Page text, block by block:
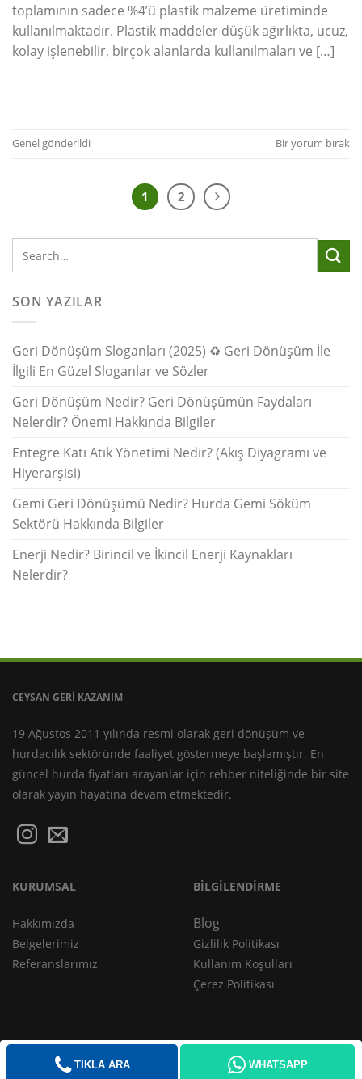
toplamının sadece %4’ü plastik malzeme üretiminde
kullanılmaktadır. Plastik maddeler düşük ağırlıkta, ucuz,
kolay işlenebilir, birçok alanlarda kullanılmaları ve […]
Genel gönderildi Bir yorum bırak
1 2
SON YAZILAR
Geri Dönüşüm Sloganları (2025) ♻️ Geri Dönüşüm İle
İlgili En Güzel Sloganlar ve Sözler
Geri Dönüşüm Nedir? Geri Dönüşümün Faydaları
Nelerdir? Önemi Hakkında Bilgiler
Entegre Katı Atık Yönetimi Nedir? (Akış Diyagramı ve
Hiyerarşisi)
Gemi Geri Dönüşümü Nedir? Hurda Gemi Söküm
Sektörü Hakkında Bilgiler
Enerji Nedir? Birincil ve İkincil Enerji Kaynakları
Nelerdir?
CEYSAN GERİ KAZANIM
19 Ağustos 2011 yılında resmi olarak geri dönüşüm ve
hurdacılık sektöründe faaliyet göstermeye başlamıştır. En
güncel hurda fiyatları arayanlar için rehber niteliğinde bir site
olarak yayın hayatına devam etmektedir.
KURUMSAL
Hakkımızda
Belgelerimiz
Referanslarımız
BİLGİLENDİRME
Blog
Gizlilik Politikası
Kullanım Koşulları
Çerez Politikası
TIKLA ARA WHATSAPP